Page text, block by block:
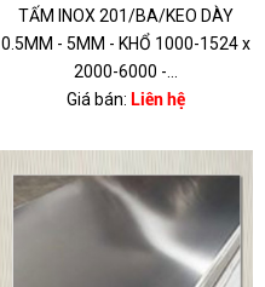
TẤM INOX 201/BA/KEO DÀY
0.5MM - 5MM - KHỔ 1000-1524 x
2000-6000 -...
Giá bán: Liên hệ